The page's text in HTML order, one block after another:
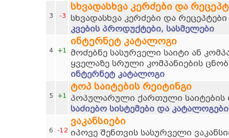
3 -3
სხვადასხვა კერძები და
სხვადასხვა კერძები და რეცეპტები
კვების პროდუქტები, სასმელები
4 +1
ინტერნეტ კატალოგი
მოძებნე სასურველი საიტი ან
ყველაზე სრული კომპანიების
ინტერნეტ კატალოგი
5 +1
ტოპ საიტების რეიტინგი
პოპულარული ქართული საიტების
საძიებო სისტემები და კატალოგები
6 -12
ვაკანსიები
იპოვე შენთვის სასურველი